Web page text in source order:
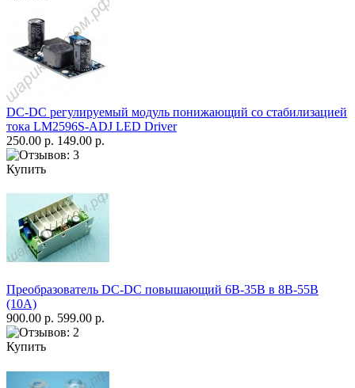
DC-DC регулируемый модуль понижающий со стабилизацией
тока LM2596S-ADJ LED Driver
250.00 р. 149.00 р.
Купить
Преобразователь DC-DC повышающий 6В-35В в 8В-55В
(10А)
900.00 р. 599.00 р.
Купить